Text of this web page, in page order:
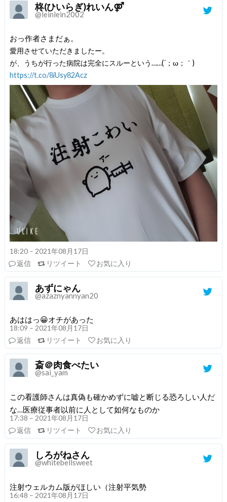
柊(ひいらぎ)れいん⚤
@leinlein2002
おっ作者さまだぁ。
愛用させていただきましたー。
が、うちが行った病院は完全にスルーという……(´；ω；｀)
https://t.co/8iUsy82Acz
18:20 – 2021年08月17日
返信
リツイート お気に入り
あずにゃん
@azaznyannyan20
あははっ😀オチがあった
18:09 – 2021年08月17日
返信
リツイート お気に入り
斎＠肉食べたい
@sai_yam
この看護師さんは真偽も確かめずに嘘と断じる恐ろしい人だ
な…医療従事者以前に人として如何なものか
17:38 – 2021年08月17日
返信
リツイート お気に入り
しろがねさん
@whitebellsweet
注射ウェルカム版がほしい（注射平気勢
16:48 – 2021年08月17日